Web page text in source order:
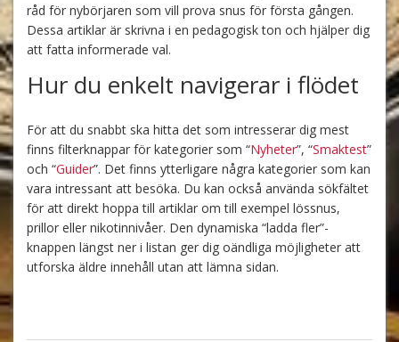
råd för nybörjaren som vill prova snus för första gången.
Dessa artiklar är skrivna i en pedagogisk ton och hjälper dig
att fatta informerade val.
Hur du enkelt navigerar i flödet
För att du snabbt ska hitta det som intresserar dig mest
finns filterknappar för kategorier som “Nyheter”, “Smaktest”
och “Guider”. Det finns ytterligare några kategorier som kan
vara intressant att besöka. Du kan också använda sökfältet
för att direkt hoppa till artiklar om till exempel lössnus,
prillor eller nikotinnivåer. Den dynamiska “ladda fler”-
knappen längst ner i listan ger dig oändliga möjligheter att
utforska äldre innehåll utan att lämna sidan.